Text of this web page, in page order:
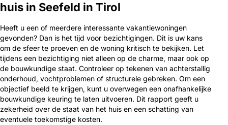
huis in Seefeld in Tirol
Heeft u een of meerdere interessante vakantiewoningen
gevonden? Dan is het tijd voor bezichtigingen. Dit is uw kans
om de sfeer te proeven en de woning kritisch te bekijken. Let
tijdens een bezichtiging niet alleen op de charme, maar ook op
de bouwkundige staat. Controleer op tekenen van achterstallig
onderhoud, vochtproblemen of structurele gebreken. Om een
objectief beeld te krijgen, kunt u overwegen een onafhankelijke
bouwkundige keuring te laten uitvoeren. Dit rapport geeft u
zekerheid over de staat van het huis en een schatting van
eventuele toekomstige kosten.